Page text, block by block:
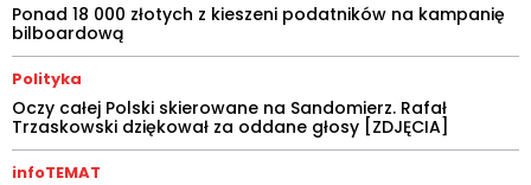
Ponad 18 000 złotych z kieszeni podatników na kampanię
bilboardową
Polityka
Oczy całej Polski skierowane na Sandomierz. Rafał
Trzaskowski dziękował za oddane głosy [ZDJĘCIA]
infoTEMAT